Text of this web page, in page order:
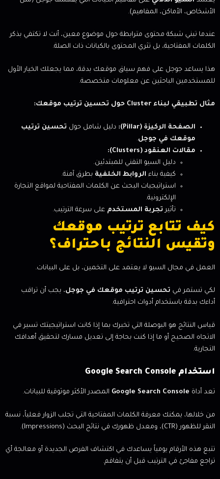
الأشخاص، الأماكن، المفاهيم).
عندما تبني شبكة محتوى مترابطة حول موضوع معين، أنت لا تكتفي بذكر
الكلمات المفتاحية، بل تثري المحتوى بالكيانات ذات الصلة.
هذا يساعد جوجل على فهم سياق موقعك بدقة، مما يجعلك الخيار الأول
للمستخدمين الباحثين عن معلومات متخصصة.
مثال تطبيقي لبناء Cluster حول تحسين ترتيب موقعك:
الصفحة الركيزة (Pillar): دليل شامل حول تحسين ترتيب
موقعك في جوجل.
مقالات العنقود (Clusters):
دليل السيو التقني للمبتدئين.
كيفية بناء الروابط الخلفية بطرق آمنة.
استراتيجيات البحث عن الكلمات المفتاحية لمواقع التجارة
الإلكترونية.
تأثير تجربة المستخدم على سرعة الترتيب.
كيف تتابع ترتيب موقعك
وتقيس النتائج باحتراف؟
العمل في مجال السيو لا يعتمد على التخمين، بل على البيانات.
لكي تستمر في تحسين ترتيب موقعك في جوجل، يجب أن تراقب
أداءك بدقة باستخدام أدوات احترافية.
قياس النتائج هو البوصلة التي تخبرك بما إذا كانت استراتيجيتك تسير في
الاتجاه الصحيح أو ما إذا كنت بحاجة إلى تعديل مسارك لتحقيق أهدافك
التجارية.
استخدام Google Search Console
تعد أداة Google Search Console المصدر الأكثر موثوقية للبيانات.
من خلالها، يمكنك معرفة الكلمات المفتاحية التي تجلب الزوار فعلياً، نسبة
النقر للظهور (CTR)، ومعدل ظهورك في نتائج البحث (Impressions).
تتبع هذه الأرقام يومياً يساعدك في اكتشاف الفرص الجديدة أو معالجة أي
تراجع مفاجئ في الترتيب قبل أن يتفاقم.